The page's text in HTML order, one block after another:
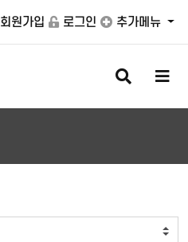
회원가입 로그인 추가메뉴
검
색
버
메
버